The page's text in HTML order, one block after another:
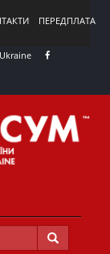
ПЕРЕДПЛАТА